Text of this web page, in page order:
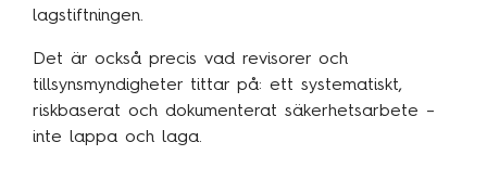
lagstiftningen.
Det är också precis vad revisorer och
tillsynsmyndigheter tittar på: ett systematiskt,
riskbaserat och dokumenterat säkerhetsarbete –
inte lappa och laga.